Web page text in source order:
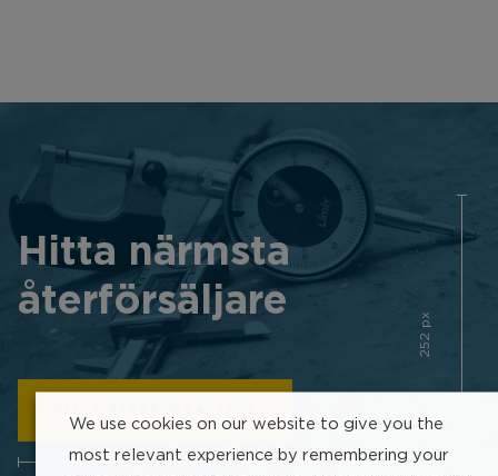
Hitta närmsta
återförsäljare
252 px
We use cookies on our website to give you the
most relevant experience by remembering your